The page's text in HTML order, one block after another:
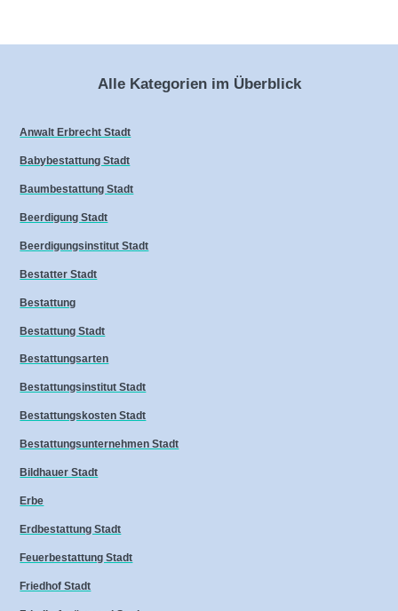
Alle Kategorien im Überblick
Anwalt Erbrecht Stadt
Babybestattung Stadt
Baumbestattung Stadt
Beerdigung Stadt
Beerdigungsinstitut Stadt
Bestatter Stadt
Bestattung
Bestattung Stadt
Bestattungsarten
Bestattungsinstitut Stadt
Bestattungskosten Stadt
Bestattungsunternehmen Stadt
Bildhauer Stadt
Erbe
Erdbestattung Stadt
Feuerbestattung Stadt
Friedhof Stadt